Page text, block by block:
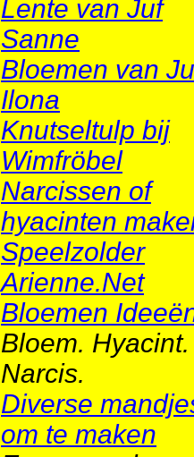
Lente van Juf
Sanne
Bloemen van
Ilona
Knutseltulp bij
Wimfröbel
Narcissen of
hyacinten
Speelzolder
Arienne.Net
Bloemen
Bloem. Hyacint.
Narcis.
Diverse
om te maken